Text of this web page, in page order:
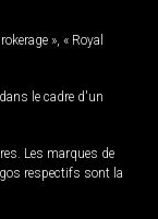
», « Royal
le cadre d'un
Les marques de
respectifs sont la